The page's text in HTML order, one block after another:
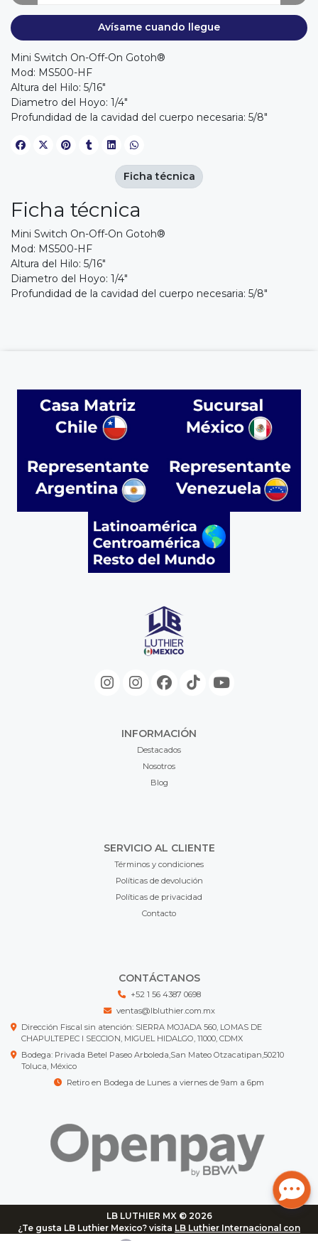
Avísame cuando llegue
Mini Switch On-Off-On Gotoh®
Mod: MS500-HF
Altura del Hilo: 5/16"
Diametro del Hoyo: 1/4"
Profundidad de la cavidad del cuerpo necesaria: 5/8"
Ficha técnica
Mini Switch On-Off-On Gotoh®
Mod: MS500-HF
Altura del Hilo: 5/16"
Diametro del Hoyo: 1/4"
Profundidad de la cavidad del cuerpo necesaria: 5/8"
Ficha técnica
INFORMACIÓN
Destacados
Nosotros
Blog
SERVICIO AL CLIENTE
Términos y condiciones
Políticas de devolución
Políticas de privacidad
Contacto
CONTÁCTANOS
+52 1 56 4387 0698
ventas@lbluthier.com.mx
Dirección Fiscal sin atención: SIERRA MOJADA 560, LOMAS DE
CHAPULTEPEC I SECCION, MIGUEL HIDALGO, 11000, CDMX
Bodega: Privada Betel Paseo Arboleda,San Mateo Otzacatipan,50210
Toluca, México
Retiro en Bodega de Lunes a viernes de 9am a 6pm
LB LUTHIER MX © 2026
¿Te gusta LB Luthier Mexico? visita LB Luthier Internacional con